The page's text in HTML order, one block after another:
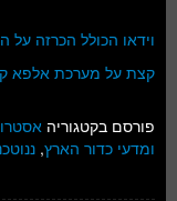
וידאו הכולל הכרזה על
קצת על מערכת אלפא
פורסם בקטגוריה
ומדעי כדור הארץ,